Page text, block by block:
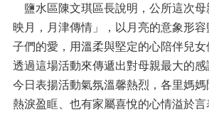
防
災
專
區
公
鹽水區陳文琪區長說明，公所這次母
映月，月津傳情」，以月亮的意象形
子們的愛，用溫柔與堅定的心陪伴兒女
透過這場活動來傳遞出對母親最大的感
今日表揚活動氣氛溫馨熱烈，各里媽
熱淚盈眶、也有家屬喜悅的心情溢於